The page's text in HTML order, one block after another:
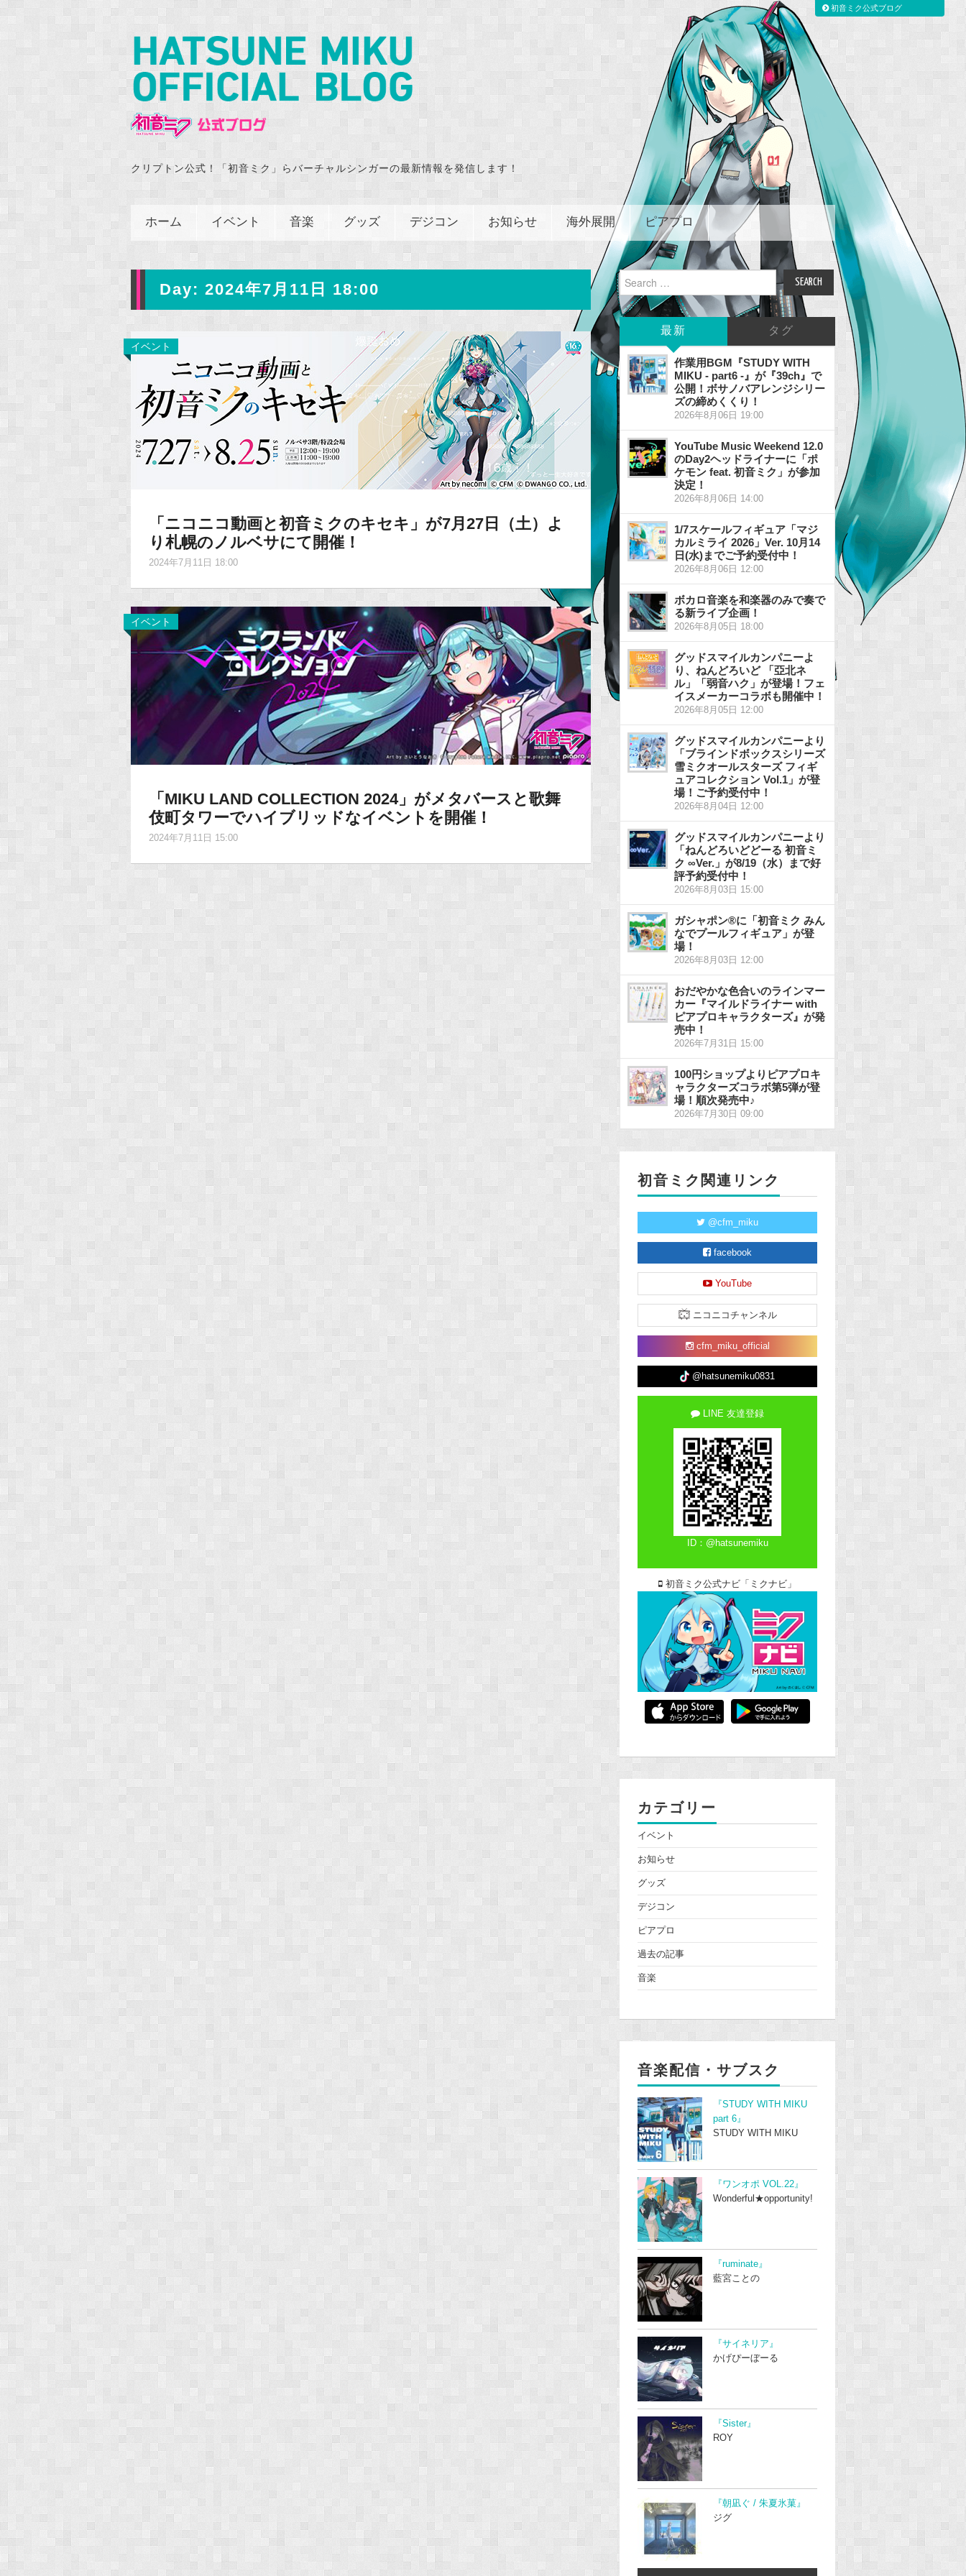
クリプトン公式！「初音ミク」らバーチャルシンガーの最新情報を発信します！
ホーム イベント 音楽 グッズ デジコン お知らせ 海外展開 ピアプロ
Day: 2024年7月11日 18:00
イベント
「ニコニコ動画と初音ミクのキセキ」が7月27日（土）よ
り札幌のノルベサにて開催！
2024年7月11日 18:00
イベント
「MIKU LAND COLLECTION 2024」がメタバースと歌舞
伎町タワーでハイブリッドなイベントを開催！
2024年7月11日 15:00
Search
for:
最新 タグ
作業用BGM『STUDY WITH
MIKU - part6 -』が『39ch』で
公開！ボサノバアレンジシリー
ズの締めくくり！
2026年8月06日 19:00
YouTube Music Weekend 12.0
のDay2ヘッドライナーに「ポ
ケモン feat. 初音ミク」が参加
決定！
2026年8月06日 14:00
1/7スケールフィギュア「マジ
カルミライ 2026」Ver. 10月14
日(水)までご予約受付中！
2026年8月06日 12:00
ボカロ音楽を和楽器のみで奏で
る新ライブ企画！
2026年8月05日 18:00
グッドスマイルカンパニーよ
り、ねんどろいど 「亞北ネ
ル」「弱音ハク」が登場！フェ
イスメーカーコラボも開催中！
2026年8月05日 12:00
グッドスマイルカンパニーより
「ブラインドボックスシリーズ
雪ミクオールスターズ フィギ
ュアコレクション Vol.1」が登
場！ご予約受付中！
2026年8月04日 12:00
グッドスマイルカンパニーより
「ねんどろいどどーる 初音ミ
ク ∞Ver.」が8/19（水）まで好
評予約受付中！
2026年8月03日 15:00
ガシャポン®に「初音ミク みん
なでプールフィギュア」が登
場！
2026年8月03日 12:00
おだやかな色合いのラインマー
カー『マイルドライナー with
ピアプロキャラクターズ』が発
売中！
2026年7月31日 15:00
100円ショップよりピアプロキ
ャラクターズコラボ第5弾が登
場！順次発売中♪
2026年7月30日 09:00
初音ミク関連リンク
@cfm_miku
facebook
YouTube
ニコニコチャンネル
cfm_miku_official
@hatsunemiku0831
LINE 友達登録
ID：@hatsunemiku
初音ミク公式ナビ「ミクナビ」
カテゴリー
イベント
お知らせ
グッズ
デジコン
ピアプロ
過去の記事
音楽
音楽配信・サブスク
『STUDY WITH MIKU
part 6』
STUDY WITH MIKU
『ワンオポ VOL.22』
Wonderful★opportunity!
『ruminate』
藍宮ことの
『サイネリア』
かげぴーぼーる
『Sister』
ROY
『朝凪ぐ / 朱夏氷菓』
ジグ
初音ミク公式ブログ